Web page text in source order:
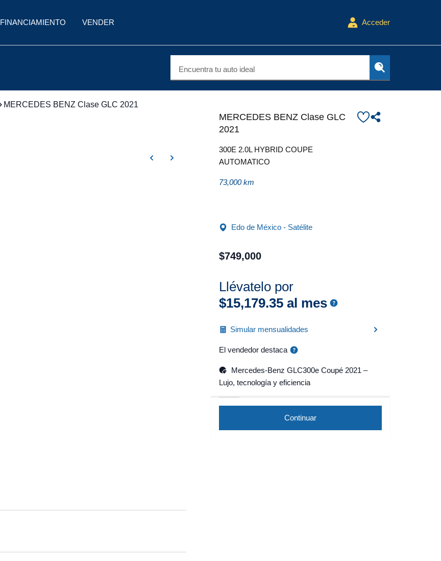
FINANCIAMIENTO VENDER Acceder
Encuentra tu auto ideal
MERCEDES BENZ Clase GLC 2021
MERCEDES BENZ Clase GLC
2021
300E 2.0L HYBRID COUPE
AUTOMATICO
73,000 km
Edo de México - Satélite
$749,000
Llévatelo por
$15,179.35al mes
Simular mensualidades
El vendedor destaca
Mercedes-Benz GLC300e Coupé 2021 –
Lujo, tecnología y eficiencia
Continuar